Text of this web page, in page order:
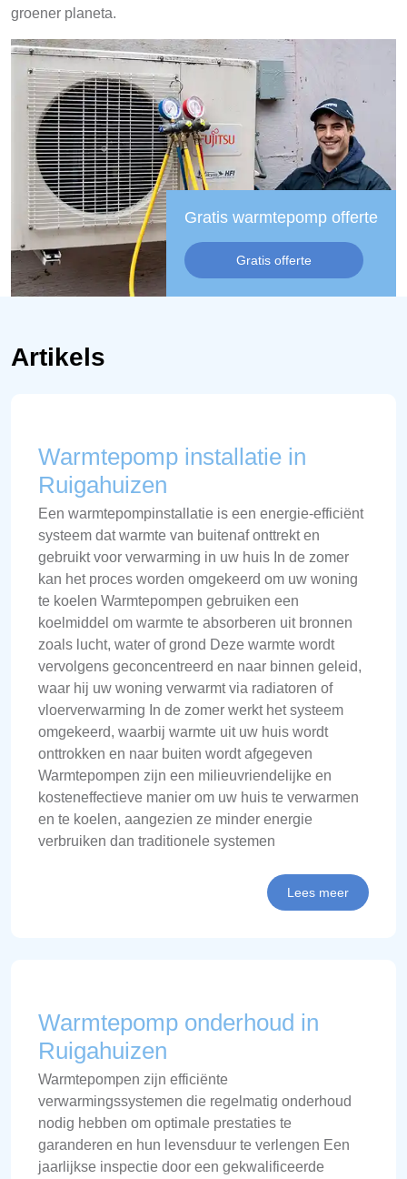
groener planeta.
Gratis warmtepomp offerte
Gratis offerte
Artikels
Warmtepomp installatie in
Ruigahuizen
Een warmtepompinstallatie is een energie-efficiënt
systeem dat warmte van buitenaf onttrekt en
gebruikt voor verwarming in uw huis In de zomer
kan het proces worden omgekeerd om uw woning
te koelen Warmtepompen gebruiken een
koelmiddel om warmte te absorberen uit bronnen
zoals lucht, water of grond Deze warmte wordt
vervolgens geconcentreerd en naar binnen geleid,
waar hij uw woning verwarmt via radiatoren of
vloerverwarming In de zomer werkt het systeem
omgekeerd, waarbij warmte uit uw huis wordt
onttrokken en naar buiten wordt afgegeven
Warmtepompen zijn een milieuvriendelijke en
kosteneffectieve manier om uw huis te verwarmen
en te koelen, aangezien ze minder energie
verbruiken dan traditionele systemen
Lees meer
Warmtepomp onderhoud in
Ruigahuizen
Warmtepompen zijn efficiënte
verwarmingssystemen die regelmatig onderhoud
nodig hebben om optimale prestaties te
garanderen en hun levensduur te verlengen Een
jaarlijkse inspectie door een gekwalificeerde